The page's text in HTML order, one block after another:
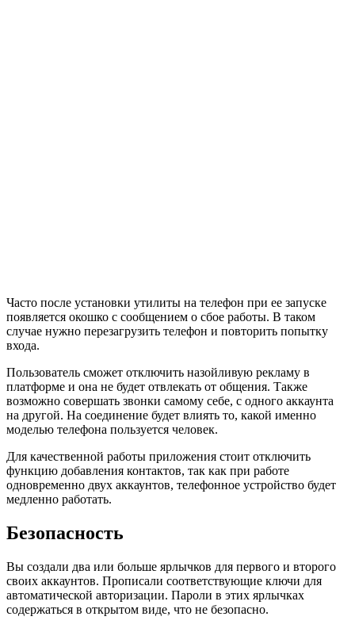
Часто после установки утилиты на телефон при ее запуске
появляется окошко с сообщением о сбое работы. В таком
случае нужно перезагрузить телефон и повторить попытку
входа.
Пользователь сможет отключить назойливую рекламу в
платформе и она не будет отвлекать от общения. Также
возможно совершать звонки самому себе, с одного аккаунта
на другой. На соединение будет влиять то, какой именно
моделью телефона пользуется человек.
Для качественной работы приложения стоит отключить
функцию добавления контактов, так как при работе
одновременно двух аккаунтов, телефонное устройство будет
медленно работать.
Безопасность
Вы создали два или больше ярлычков для первого и второго
своих аккаунтов. Прописали соответствующие ключи для
автоматической авторизации. Пароли в этих ярлычках
содержаться в открытом виде, что не безопасно.